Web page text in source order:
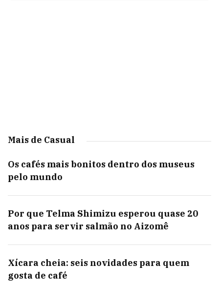
Mais de Casual
Os cafés mais bonitos dentro dos museus
pelo mundo
Por que Telma Shimizu esperou quase 20
anos para servir salmão no Aizomê
Xícara cheia: seis novidades para quem
gosta de café